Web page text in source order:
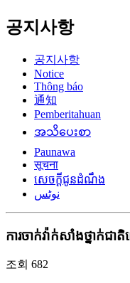
공지사항
공지사항
Notice
Thông báo
通知
Pemberitahuan
အသိပေးစာ
Paunawa
सूचना
សេចក្តីជូនដំណឹង
نوٹس
ការចាក់វ៉ាក់សាំងថ្នាក់ជ
조회 682